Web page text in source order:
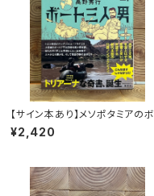
【サイン本あり】メソポタミアのボ
ート三人男
¥2,420